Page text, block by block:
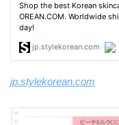
jp.stylekorean.com